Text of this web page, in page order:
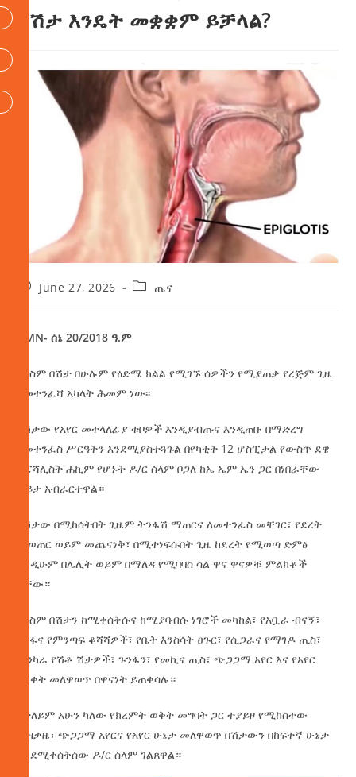
በሽታ እንዴት መቋቋም ይቻላል?
June 27, 2026 ጤና
AMN- ሰኔ 20/2018 ዓ.ም
የአስም በሽታ በሁሉም የዕድሜ ክልል የሚገኙ ሰዎችን የሚያጠቃ የረጅም ጊዜ
የመተንፈሻ አካላት ሕመም ነው፡፡
በሽታው የአየር መተላለፊያ ቱቦዎች እንዲያብጡና እንዲጠቡ በማድረግ
የመተንፈስ ሥርዓትን እንደሚያስተጓጉል በየካቲት 12 ሆስፒታል የውስጥ ደዌ
ስፔሻሊስት ሐኪም የሆኑት ዶ/ር ሰላም ቦጋለ ከኤ ኤም ኤን ጋር በነበራቸው
ቆይታ አብራርተዋል።
በሽታው በሚከሰትበት ጊዜም ትንፋሽ ማጠርና ለመተንፈስ መቸገር፣ የደረት
መወጠር ወይም መጨናነቅ፣ በሚተነፍሱበት ጊዜ ከደረት የሚወጣ ድምፅ
እንዲሁም በሌሊት ወይም በማለዳ የሚባባስ ሳል ዋና ዋናዎቹ ምልክቶች
ናቸው።
የአስም በሽታን ከሚቀሰቅሱና ከሚያባብሱ ነገሮች መካከል፣ የአቧራ ብናኝ፣
የሶፋና የምንጣፍ ቆሻሻዎች፣ የቤት እንስሳት ፀጉር፣ የሲጋራና የማገዶ ጢስ፣
ጠንካራ የሽቶ ሽታዎች፣ ጉንፋን፣ የመኪና ጢስ፣ ጭጋጋማ አየር እና የአየር
ሙቀት መለዋወጥ በዋናነት ይጠቀሳሉ።
በተለይም አሁን ካለው የክረምት ወቅት መግባት ጋር ተያይዞ የሚከሰተው
ቅዝቃዜ፣ ጭጋጋማ አየርና የአየር ሁኔታ መለዋወጥ በሽታውን በከፍተኛ ሁኔታ
እንደሚቀሰቅሰው ዶ/ር ሰላም ገልጸዋል።